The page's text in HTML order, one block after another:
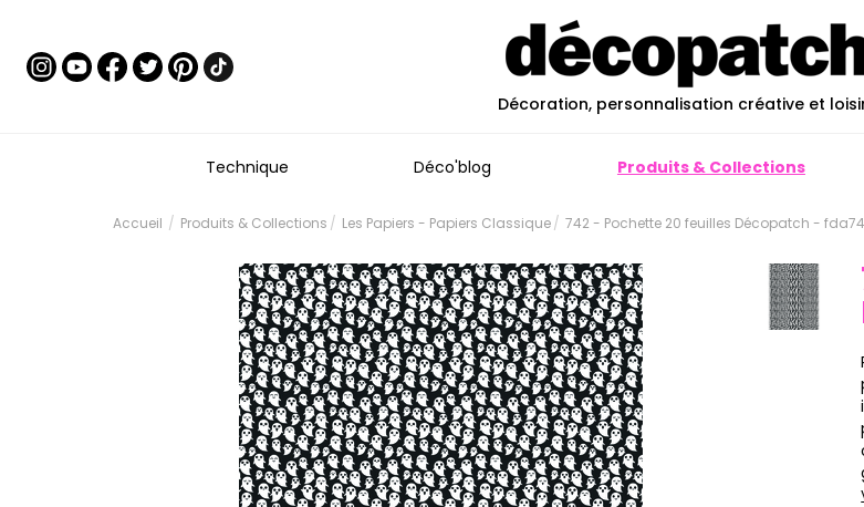
Décoration, personnalisation créative et
Technique Déco'blog Produits & Collections
Accueil Produits & Collections Les Papiers - Papiers Classique 742 - Pochette 20 feuilles Décopatch -